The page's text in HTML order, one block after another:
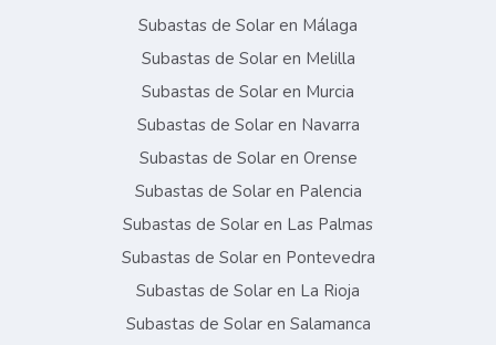
Subastas de Solar en Málaga
Subastas de Solar en Melilla
Subastas de Solar en Murcia
Subastas de Solar en Navarra
Subastas de Solar en Orense
Subastas de Solar en Palencia
Subastas de Solar en Las Palmas
Subastas de Solar en Pontevedra
Subastas de Solar en La Rioja
Subastas de Solar en Salamanca